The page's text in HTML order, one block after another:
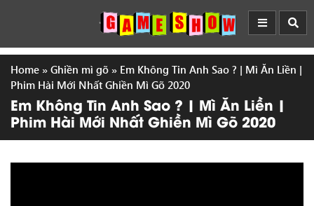
Home » Ghiền mì gõ » Em Không Tin Anh Sao ? | Mì Ăn Liền |
Phim Hài Mới Nhất Ghiền Mì Gõ 2020
Em Không Tin Anh Sao ? | Mì Ăn Liền |
Phim Hài Mới Nhất Ghiền Mì Gõ 2020